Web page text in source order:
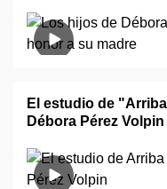
El estudio de
Débora Pérez Volpin